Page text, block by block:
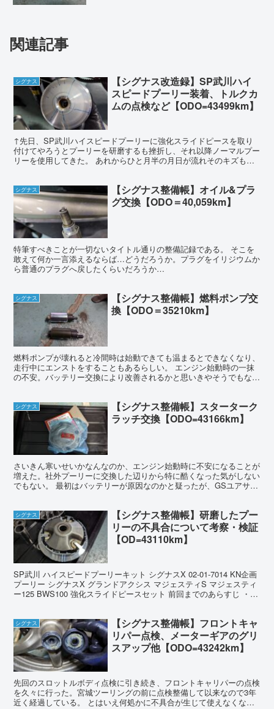
関連記事
シグナス
【シグナス改造録】SP武川ハイ
スピードプーリー装着、トルクカ
ムの点検など【ODO=43499km】
↑先日、SP武川ハイスピードプーリーに強化スライドピースを取り
付けてやろうとプーリーを研磨するも挫折し、それ以降ノーマルプー
リーを使用してきた。 あれからひと月半の月日が流れそのキズも癒
シグナス
【シグナス整備帳】オイル&プラ
グ交換【ODO＝40,059km】
特筆すべきことが一切ないタイトル通りの整備記録である。 そこを
敢えて何か一言添えるならば…どうだろうか。プラグをイリジウムか
ら普通のプラグへ戻したくらいだろうか…
シグナス
【シグナス整備帳】燃料ポンプ交
換【ODO＝35210km】
燃料ポンプが壊れると冷間時は始動できても温まるとできなくなり、
走行中にエンストをすることもあるらしい。 エンジン始動時の一抹
の不安。バッテリー交換により改善されるかと思いきやそうでもなか
シグナス
【シグナス整備帳】スターターク
ラッチ交換【ODO=43166km】
さいきん寒いせいかなんなのか、エンジン始動時に不安になることが
増えた。社外プーリーに交換した辺りから特に酷くなった気がしない
でもない。 最初はバッテリーが原因なのかと疑ったが、GSユアサの
シグナス
【シグナス整備帳】研磨したプー
リーの不具合について考察・検証
【OD=43110km】
SP武川 ハイスピードプーリーキット シグナスX 02-01-7014 KN企画
プーリー シグナスX グランドアクシス マジェスティS マジェスティ
ー125 BWS100 強化スライドピースセット 前回までのあらすじ ・
シグナス
【シグナス整備帳】フロントキャ
リパー点検、メーターギアのグリ
スアップ他【ODO=43242km】
先回のスロットルボディ点検に引き続き、フロントキャリパーの点検
を久々に行った。宮城ツーリングの前に点検整備して以来なので3年
近く経過している。 とはいえ何処かに不具合が生じて使えなくなっ